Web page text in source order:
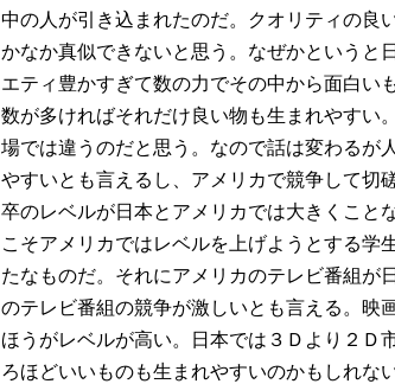
中の人が引き込まれたのだ。クオリティの良
かなか真似できないと思う。なぜかというと
エティ豊かすぎて数の力でその中から面白い
数が多ければそれだけ良い物も生まれやすい
場では違うのだと思う。なので話は変わるが
やすいとも言えるし、アメリカで競争して切
卒のレベルが日本とアメリカでは大きくこと
こそアメリカではレベルを上げようとする学
たなものだ。それにアメリカのテレビ番組が
のテレビ番組の競争が激しいとも言える。映
ほうがレベルが高い。日本では３Ｄより２Ｄ
ろほどいいものも生まれやすいのかもしれない